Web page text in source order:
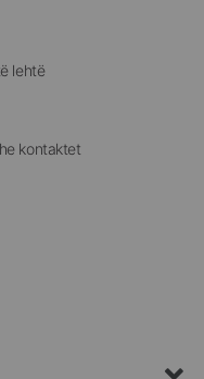
lehtë
kontaktet